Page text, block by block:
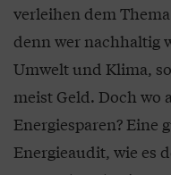
verleihen dem
denn wer nachhaltig
Umwelt und Klima,
meist Geld. Doch wo
Energiesparen? Eine
Energieaudit, wie es